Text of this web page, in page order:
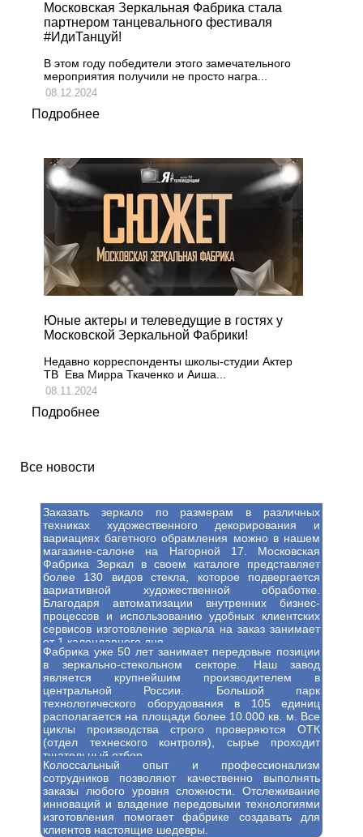
Московская Зеркальная Фабрика стала
партнером танцевального фестиваля
#ИдиТанцуй!
В этом году победители этого замечательного
мероприятия получили не просто награ...
08.12.2024
Подробнее
Юные актеры и телеведущие в гостях у
Московской Зеркальной Фабрики!
Недавно корреспонденты школы-студии Актер
ТВ Ева Мирра Ткаченко и Аиша...
08.11.2024
Подробнее
Все новости
Заказать зеркало по размерам в различных
техниках художественного декорирования и
вариациях багетного обрамления можно в нашем
магазине-салоне на Нагорной 17. Московская
Фабрика Зеркал в своем каталоге представляет
более 130 видов стекла, которое подвергается
вариативной художественной обработке.
Благодаря автоматизации внутренних бизнес-
процессов и использованию удобных клиентских
сервисов изготовление зеркала на заказ занимает
от 1 календарного дня.
Фабрика уже 50 лет занимает передовые позиции
в зеркально-стекольном секторе. Наш завод
является крупнейшим производителем в
центральной России. Большой парк
технологического оборудования в 105 единиц
располагается на площади более 10.000 кв. м. Все
циклы производства строго проверяются ОТК
(отдел технеского контроля), сырье проходит
тщательный отбор.
Колоссальный опыт и профессионализм
сотрудников позволяют качественно выполнять
заказы любого уровня сложности. Отслеживание
инноваций и владение передовыми технологиями
изготовления помогает фабрике создавать для
клиентов настоящие шедевры.